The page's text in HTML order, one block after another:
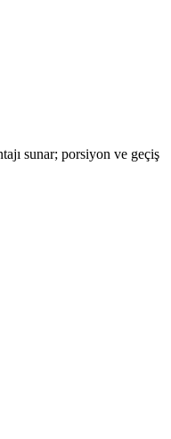
sunar; porsiyon ve geçiş